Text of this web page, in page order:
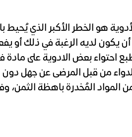
هو الخطر الأكبر الذي
يكون لديه الرغبة في ذلك أو
احتواء بعض الادوية على مادة
من قبل المرضى عن جهل
المواد المُخدرة باهظة